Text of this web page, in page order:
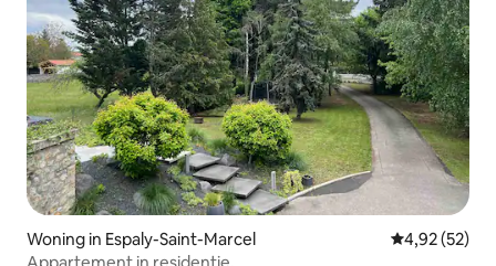
Woning in Espaly-Saint-Marcel Gemiddelde
4,92 (52)